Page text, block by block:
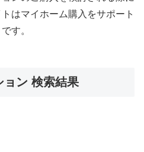
はマイホーム購入をサポート
す。
ョン 検索結果